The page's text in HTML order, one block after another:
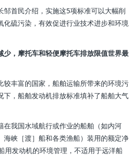
邹首民介绍，实施这5项标准可以大幅削
化硫污染，有效促进行业技术进步和环境
少，摩托车和轻便摩托车排放限值世界最
较丰富的国家，船舶运输所带来的环境污
下，船舶发动机排放标准填补了船舶大气
在我国水域航行或作业的船舶（如内河
海峡［渡］船和各类渔船）装用的额定净
用发动机的环境管理，不适用于远洋船